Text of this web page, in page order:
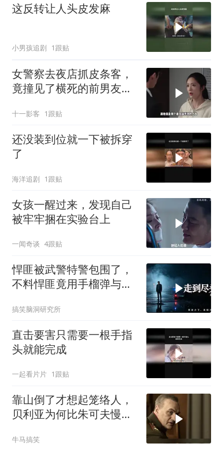
这反转让人头皮发麻
小男孩追剧 1跟贴
女警察去夜店抓皮条客，
竟撞见了横死的前男友成
十一影客 1跟贴
还没装到位就一下被拆穿
了
海洋追剧 1跟贴
女孩一醒过来，发现自己
被牢牢捆在实验台上
一闻奇谈 4跟贴
悍匪被武警特警包围了，
不料悍匪竟用手榴弹与警
搞笑脑洞研究所
直击要害只需要一根手指
头就能完成
一起看片片 1跟贴
靠山倒了才想起笼络人，
贝利亚为何比朱可夫慢半
牛马搞笑